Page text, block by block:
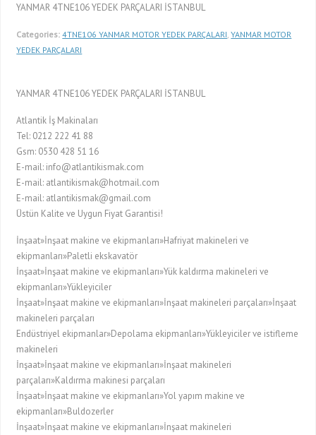
YANMAR 4TNE106 YEDEK PARÇALARI İSTANBUL
Categories: 4TNE106 YANMAR MOTOR YEDEK PARÇALARI ,YANMAR MOTOR
YEDEK PARÇALARI
YANMAR 4TNE106 YEDEK PARÇALARI İSTANBUL
Atlantik İş Makinaları
Tel: 0212 222 41 88
Gsm: 0530 428 51 16
E-mail: info@atlantikismak.com
E-mail: atlantikismak@hotmail.com
E-mail: atlantikismak@gmail.com
Üstün Kalite ve Uygun Fiyat Garantisi!
İnşaat»İnşaat makine ve ekipmanları»Hafriyat makineleri ve
ekipmanları»Paletli ekskavatör
İnşaat»İnşaat makine ve ekipmanları»Yük kaldırma makineleri ve
ekipmanları»Yükleyiciler
İnşaat»İnşaat makine ve ekipmanları»İnşaat makineleri parçaları»İnşaat
makineleri parçaları
Endüstriyel ekipmanlar»Depolama ekipmanları»Yükleyiciler ve istifleme
makineleri
İnşaat»İnşaat makine ve ekipmanları»İnşaat makineleri
parçaları»Kaldırma makinesi parçaları
İnşaat»İnşaat makine ve ekipmanları»Yol yapım makine ve
ekipmanları»Buldozerler
İnşaat»İnşaat makine ve ekipmanları»İnşaat makineleri